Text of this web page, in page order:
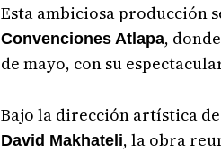
Esta ambiciosa producción
Convenciones Atlapa,
de mayo, con su
Bajo la dirección artística de
David Makhateli, la obra